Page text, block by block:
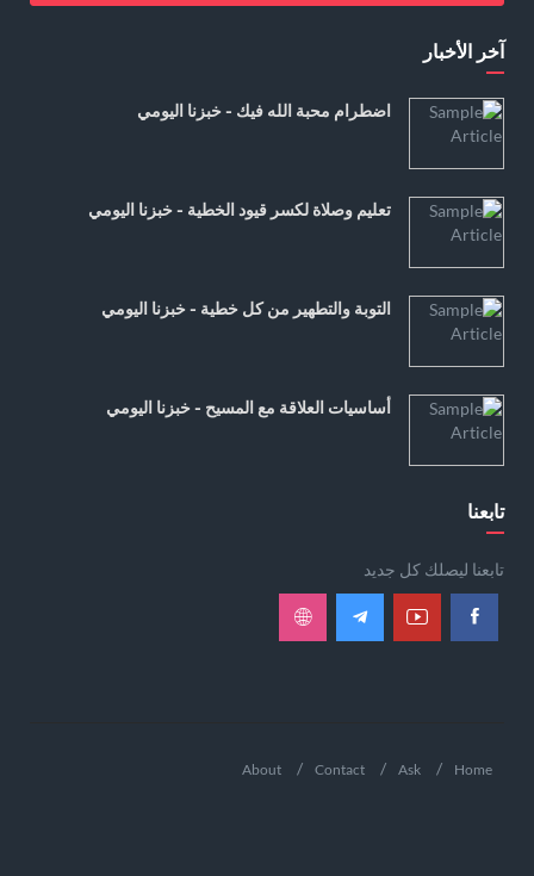
آخر الأخبار
اضطرام محبة الله فيك - خبزنا اليومي
تعليم وصلاة لكسر قيود الخطية - خبزنا اليومي
التوبة والتطهير من كل خطية - خبزنا اليومي
أساسيات العلاقة مع المسيح - خبزنا اليومي
تابعنا
تابعنا ليصلك كل جديد
Home
Ask
Contact
About